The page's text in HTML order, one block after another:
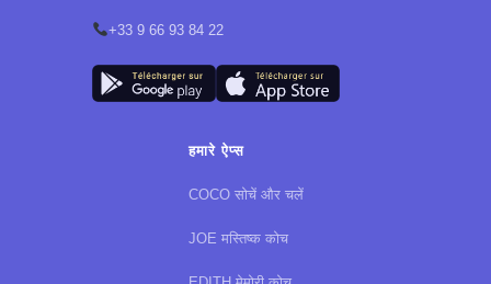
+33 9 66 93 84 22
हमारे ऐप्स
COCO सोचें और चलें
JOE मस्तिष्क कोच